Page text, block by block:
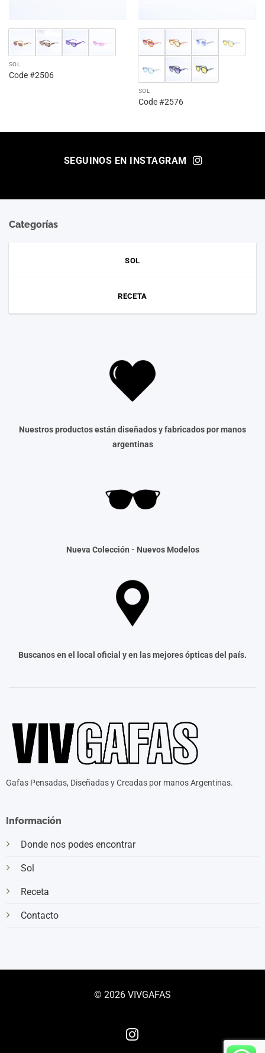
SOL
Code #2506
SOL
Code #2576
SEGUINOS EN INSTAGRAM
Categorías
SOL
RECETA
Nuestros productos están diseñados y fabricados por manos
argentinas
Nueva Colección - Nuevos Modelos
Buscanos en el local oficial y en las mejores ópticas del país.
Gafas Pensadas, Diseñadas y Creadas por manos Argentinas.
Información
Donde nos podes encontrar
Sol
Receta
Contacto
© 2026 VIVGAFAS